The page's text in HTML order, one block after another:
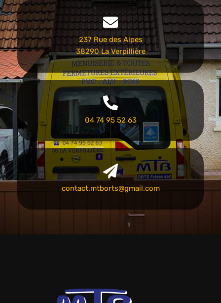
237 Rue des Alpes
38290 La Verpillière
04 74 95 52 63
contact.mtborts@gmail.com